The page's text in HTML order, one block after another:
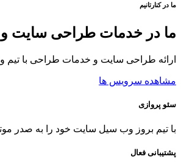
ما در کنارتانیم
ما در خدمات طراحی سایت و
ارائه طراحی سایت و خدمات طراحی با تیم وب
مشاهده سرویس ها
سئو پروازی
با تیم بروز وب سیل سایت خود را به صدر
پشتیبانی فعال